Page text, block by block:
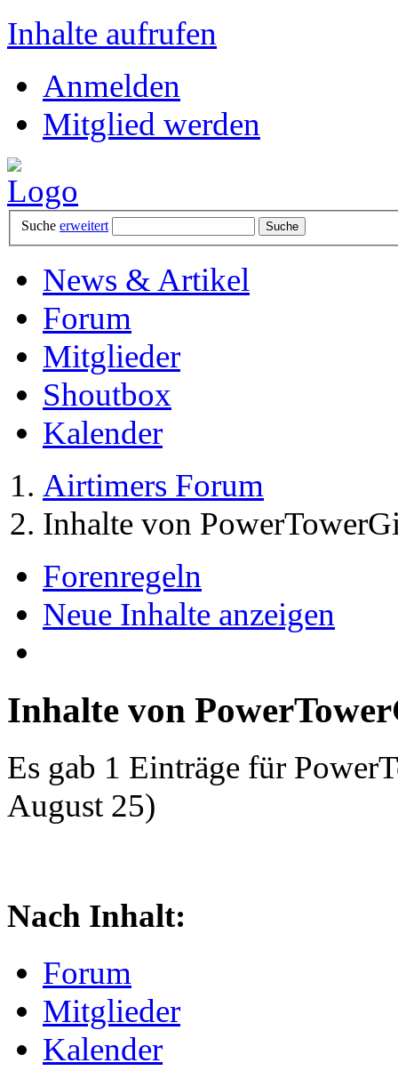
Inhalte aufrufen
Anmelden
Mitglied werden
Suche erweitert
News & Artikel
Forum
Mitglieder
Shoutbox
Kalender
Airtimers Forum
Inhalte von
Forenregeln
Neue Inhalte anzeigen
Inhalte von
Es gab 1 Einträge für
August 25)
Nach Inhalt:
Forum
Mitglieder
Kalender